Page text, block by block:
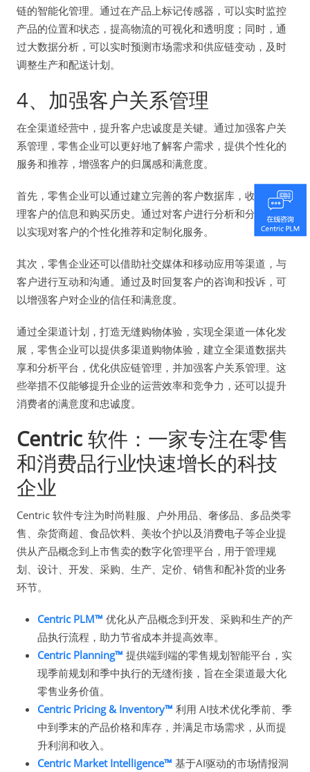
链的智能化管理。通过在产品上标记传感器，可以实时监控
产品的位置和状态，提高物流的可视化和透明度；同时，通
过大数据分析，可以实时预测市场需求和供应链变动，及时
调整生产和配送计划。
4、加强客户关系管理
在全渠道经营中，提升客户忠诚度是关键。通过加强客户关
系管理，零售企业可以更好地了解客户需求，提供个性化的
服务和推荐，增强客户的归属感和满意度。
首先，零售企业可以通过建立完善的客户数据库，收集和整
理客户的信息和购买历史。通过对客户进行分析和分类，可
以实现对客户的个性化推荐和定制化服务。
其次，零售企业还可以借助社交媒体和移动应用等渠道，与
客户进行互动和沟通。通过及时回复客户的咨询和投诉，可
以增强客户对企业的信任和满意度。
通过全渠道计划，打造无缝购物体验，实现全渠道一体化发
展，零售企业可以提供多渠道购物体验，建立全渠道数据共
享和分析平台，优化供应链管理，并加强客户关系管理。这
些举措不仅能够提升企业的运营效率和竞争力，还可以提升
消费者的满意度和忠诚度。
Centric 软件：一家专注在零售
和消费品行业快速增长的科技
企业
Centric 软件专注为时尚鞋服、户外用品、奢侈品、多品类零
售、杂货商超、食品饮料、美妆个护以及消费电子等企业提
供从产品概念到上市售卖的数字化管理平台，用于管理规
划、设计、开发、采购、生产、定价、销售和配补货的业务
环节。
Centric PLM™ 优化从产品概念到开发、采购和生产的产
品执行流程，助力节省成本并提高效率。
Centric Planning™ 提供端到端的零售规划智能平台，实
现季前规划和季中执行的无缝衔接，旨在全渠道最大化
零售业务价值。
Centric Pricing & Inventory™ 利用 AI技术优化季前、季
中到季末的产品价格和库存，并满足市场需求，从而提
升利润和收入。
Centric Market Intelligence™ 基于AI驱动的市场情报洞